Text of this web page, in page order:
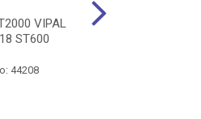
VIPAL
ST600
44208